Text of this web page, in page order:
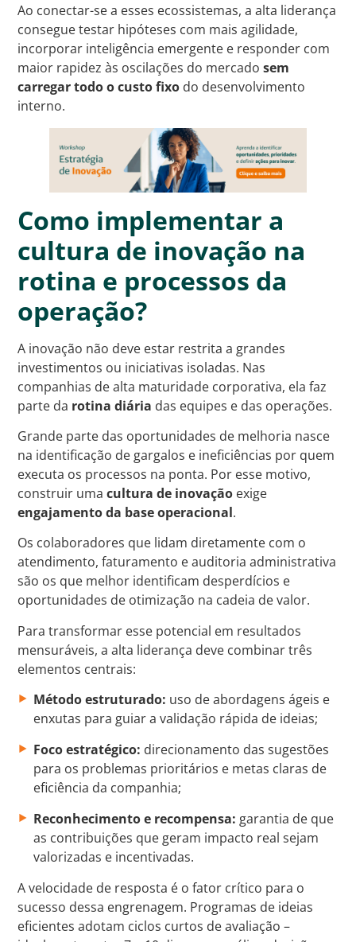
Ao conectar-se a esses ecossistemas, a alta liderança
consegue testar hipóteses com mais agilidade,
incorporar inteligência emergente e responder com
maior rapidez às oscilações do mercado sem
carregar todo o custo fixo do desenvolvimento
interno.
Como implementar a
cultura de inovação na
rotina e processos da
operação?
A inovação não deve estar restrita a grandes
investimentos ou iniciativas isoladas. Nas
companhias de alta maturidade corporativa, ela faz
parte da rotina diária das equipes e das operações.
Grande parte das oportunidades de melhoria nasce
na identificação de gargalos e ineficiências por quem
executa os processos na ponta. Por esse motivo,
construir umacultura de inovação exige
engajamento da base operacional.
Os colaboradores que lidam diretamente com o
atendimento, faturamento e auditoria administrativa
são os que melhor identificam desperdícios e
oportunidades de otimização na cadeia de valor.
Para transformar esse potencial em resultados
mensuráveis, a alta liderança deve combinar três
elementos centrais:
Método estruturado: uso de abordagens ágeis e
enxutas para guiar a validação rápida de ideias;
Foco estratégico: direcionamento das sugestões
para os problemas prioritários e metas claras de
eficiência da companhia;
Reconhecimento e recompensa: garantia de que
as contribuições que geram impacto real sejam
valorizadas e incentivadas.
A velocidade de resposta é o fator crítico para o
sucesso dessa engrenagem. Programas de ideias
eficientes adotam ciclos curtos de avaliação –